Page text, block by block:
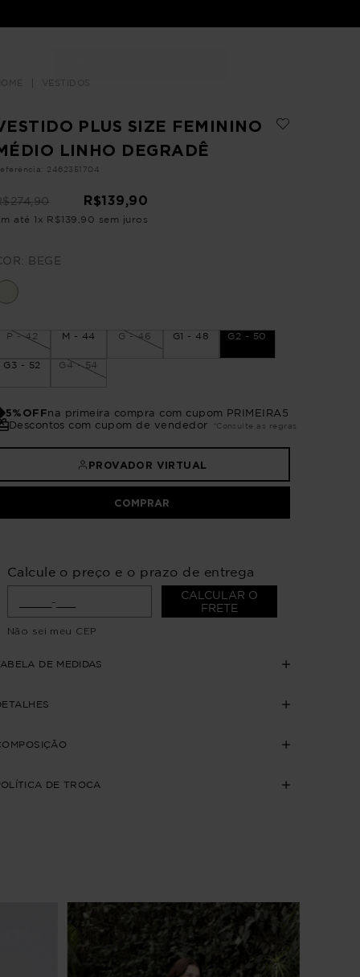
VESTIDOS
PLUS SIZE FEMININO
LINHO DEGRADÊ
: 2462351704
274,90 R$139,90
até 1 x R$139 90 sem juros
BEGE
P - 42 M - 44 G - 46 G1 - 48 G2 - 50
G3 - 52 G4 - 54
5%OFFna primeira compra com cupom PRIMEIRA5
Descontos com cupom de vendedor
*Consulte as regras
PROVADOR VIRTUAL
COMPRAR
Calcule o preço e o prazo de entrega
CALCULAR O
FRETE
Não sei meu CEP
DE MEDIDAS
DE TROCA